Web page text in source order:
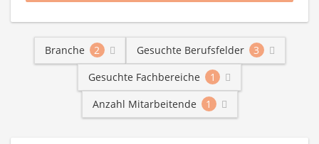
Branche 2 Gesuchte Berufsfelder
3
Gesuchte Fachbereiche
1
Anzahl Mitarbeitende
1